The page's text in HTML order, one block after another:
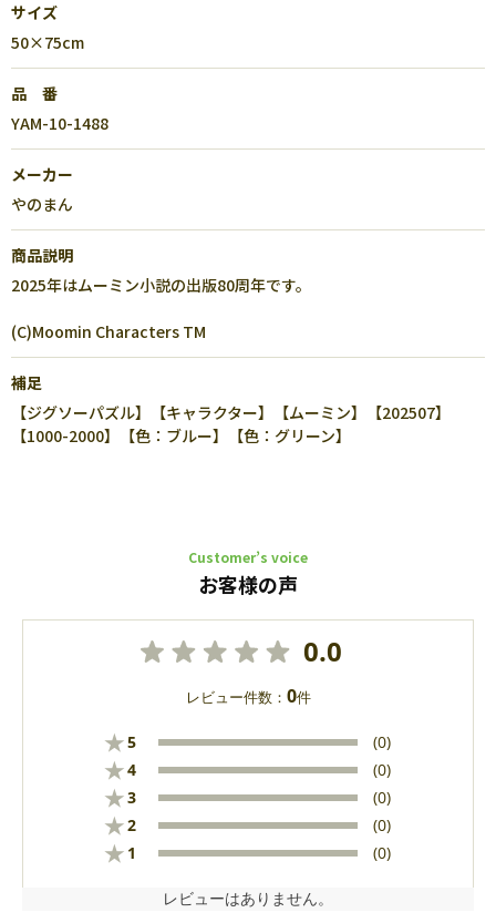
サイズ
50×75cm
品 番
YAM-10-1488
メーカー
やのまん
商品説明
2025年はムーミン小説の出版80周年です。
(C)Moomin Characters TM
補足
【ジグソーパズル】【キャラクター】【ムーミン】【202507】
【1000-2000】【色：ブルー】【色：グリーン】
Customer’s voice
お客様の声
0.0
レビュー件数： 0件
★5 (0)
★4 (0)
★3 (0)
★2 (0)
★ 1 (0)
レビューはありません。